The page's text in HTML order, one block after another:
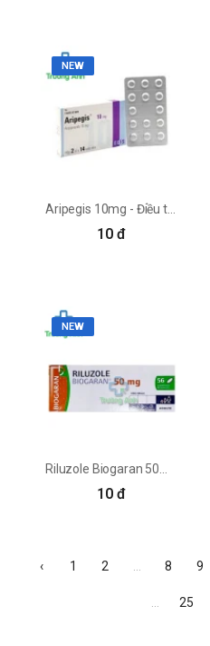
NEW
Aripegis 10mg - Điều trị tâm thần phân liệt ở người lớn
10 đ
NEW
10 đ
‹ 1 2 8 9
25